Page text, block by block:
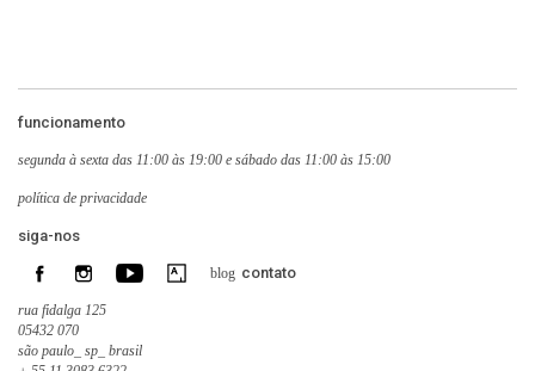
funcionamento
segunda à sexta das 11:00 às 19:00 e sábado das 11:00 às 15:00
política de privacidade
siga-nos
blog contato
rua fidalga 125
05432 070
são paulo_ sp_ brasil